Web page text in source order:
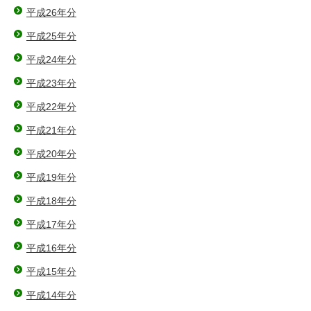
平成26年分
平成25年分
平成24年分
平成23年分
平成22年分
平成21年分
平成20年分
平成19年分
平成18年分
平成17年分
平成16年分
平成15年分
平成14年分